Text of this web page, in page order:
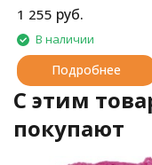
1 255 руб.
В наличии
Подробнее
C этим
покупают